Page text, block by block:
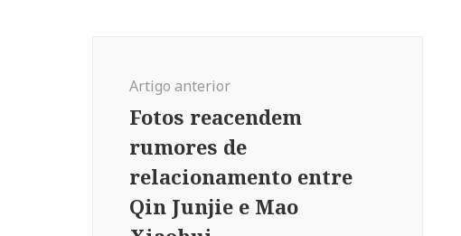
Artigo anterior
Fotos reacendem
rumores de
relacionamento entre
Qin Junjie e Mao